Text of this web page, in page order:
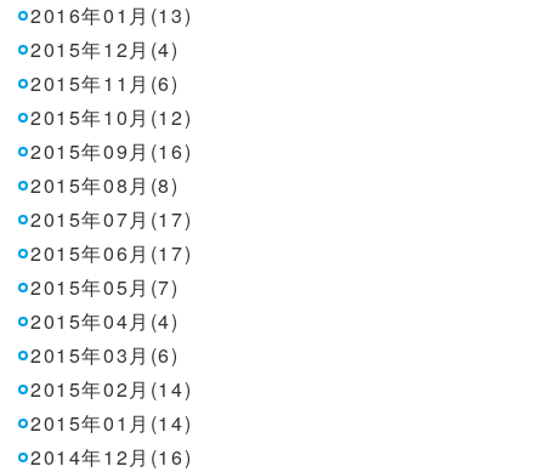
2016年01月(13)
2015年12月(4)
2015年11月(6)
2015年10月(12)
2015年09月(16)
2015年08月(8)
2015年07月(17)
2015年06月(17)
2015年05月(7)
2015年04月(4)
2015年03月(6)
2015年02月(14)
2015年01月(14)
2014年12月(16)